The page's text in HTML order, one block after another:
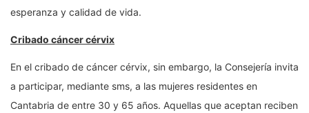
esperanza y calidad de vida.
Cribado cáncer cérvix
En el cribado de cáncer cérvix, sin embargo, la Consejería invita
a participar, mediante sms, a las mujeres residentes en
Cantabria de entre 30 y 65 años. Aquellas que aceptan reciben